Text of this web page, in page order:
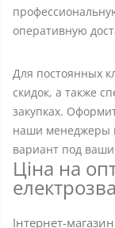
оперативную
Для постоянных
скидок, а также
закупках.
наши менеджеры
вариант под
Ціна на
Інтернет-